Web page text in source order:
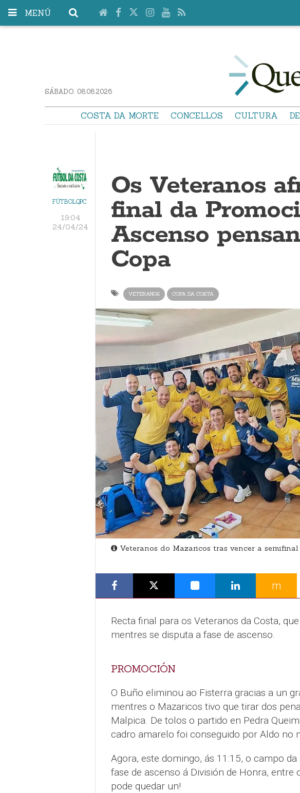
MENÚ
SÁBADO. 08.08.2026
COSTA DA MORTE CONCELLOS CULTURA
FÚTBOLQPC
19:04
24/04/24
Os Veteranos
final da
Ascenso
Copa
VETERANOS COPA DA COSTA
Veteranos do Mazaricos tras vencer a
m
Recta final para os Veteranos da Costa,
mentres se disputa a fase de ascenso.
PROMOCIÓN
O Buño eliminou ao Fisterra gracias a un
mentres o Mazaricos tivo que tirar dos
Malpica. De tolos o partido en Pedra
cadro amarelo foi conseguido por Aldo no
Agora, este domingo, ás 11:15, o campo
fase de ascenso á División de Honra, entre
pode quedar un!